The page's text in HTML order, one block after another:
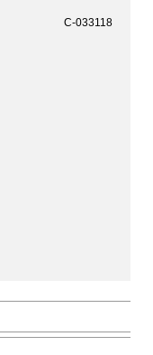
C-033118